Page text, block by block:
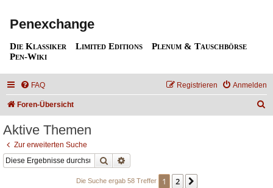
Penexchange
Die Klassiker Limited Editions
Plenum & Tauschbörse
Pen-Wiki
FAQ Anmelden
Registrieren
Foren-Übersicht
Aktive Themen
Zur erweiterten Suche
Suche
Die Suche ergab 58 Treffer 1 2